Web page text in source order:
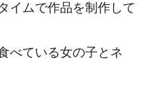
イムで作品を制作して
べている女の子とネ